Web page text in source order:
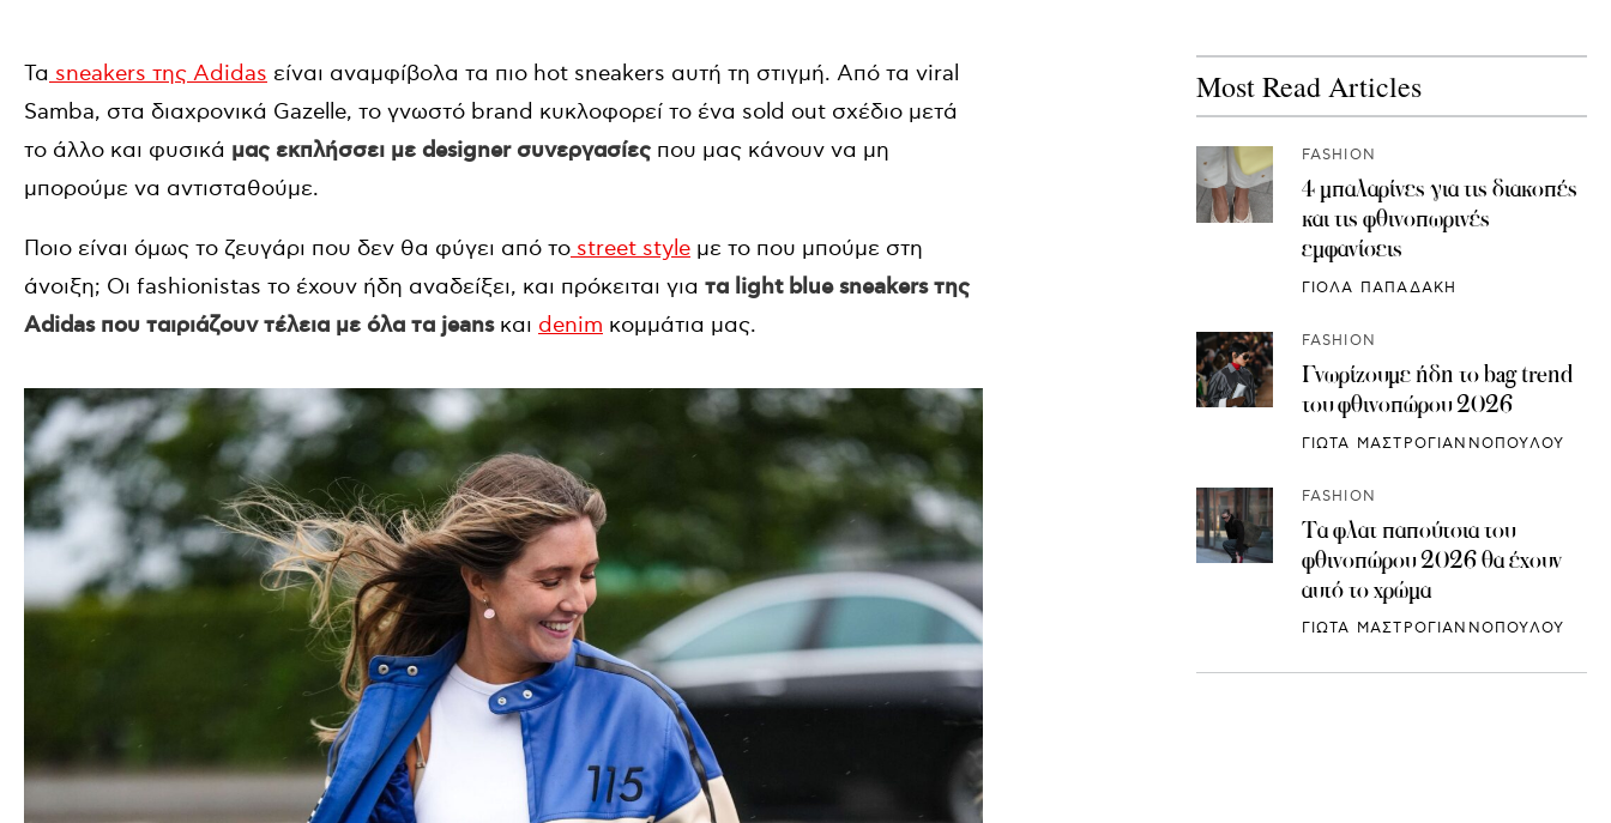
Τα sneakers της Adidas είναι αναμφίβολα τα πιο hot sneakers αυτή τη στιγμή. Από τα viral
Samba, στα διαχρονικά Gazelle, το γνωστό brand κυκλοφορεί το ένα sold out σχέδιο μετά
το άλλο και φυσικά μας εκπλήσσει με designer συνεργασίες που μας κάνουν να μη
μπορούμε να αντισταθούμε.
Ποιο είναι όμως το ζευγάρι που δεν θα φύγει από το street style με το που μπούμε στη
άνοιξη; Οι fashionistas το έχουν ήδη αναδείξει, και πρόκειται για τα light blue sneakers της
Adidas που ταιριάζουν τέλεια με όλα τα jeansκαι denim κομμάτια μας.
Most Read Articles
FASHION
4 μπαλαρίνες για τις διακοπές
και τις φθινοπωρινές
εμφανίσεις
ΓΙΟΛΑ ΠΑΠΑΔΑΚΗ
FASHION
Γνωρίζουμε ήδη το bag trend
του φθινοπώρου 2026
ΓΙΩΤΑ ΜΑΣΤΡΟΓΙΑΝΝΟΠΟΥΛΟΥ
FASHION
Τα φλατ παπούτσια του
φθινοπώρου 2026 θα έχουν
αυτό το χρώμα
ΓΙΩΤΑ ΜΑΣΤΡΟΓΙΑΝΝΟΠΟΥΛΟΥ